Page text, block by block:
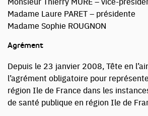
Madame Laure PARET – présidente
Madame Sophie ROUGNON
Agrément
Depuis le 23 janvier 2008, Tête en
l’agrément obligatoire pour
région Ile de France dans les
de santé publique en région Ile de